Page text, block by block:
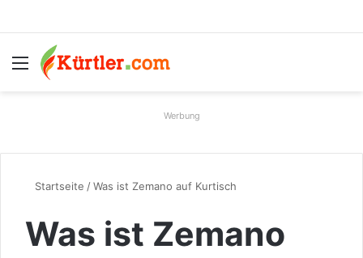
Menü
Werbung
Startseite /Was ist Zemano auf Kurtisch
Was ist Zemano